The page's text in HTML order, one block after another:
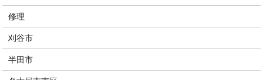
修理
刈谷市
半田市